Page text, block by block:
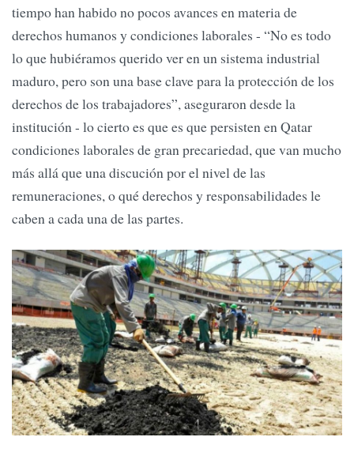
tiempo han habido no pocos avances en materia de
derechos humanos y condiciones laborales - “No es todo
lo que hubiéramos querido ver en un sistema industrial
maduro, pero son una base clave para la protección de los
derechos de los trabajadores”, aseguraron desde la
institución - lo cierto es que es que persisten en Qatar
condiciones laborales de gran precariedad, que van mucho
más allá que una discución por el nivel de las
remuneraciones, o qué derechos y responsabilidades le
caben a cada una de las partes.